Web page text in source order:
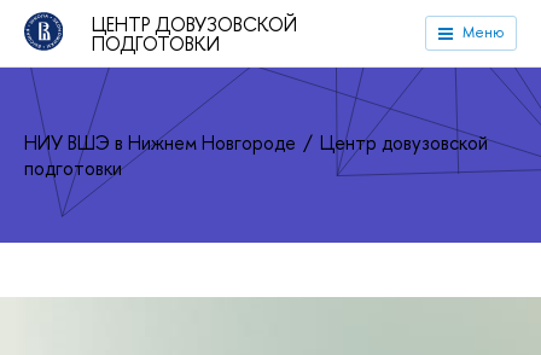
ЦЕНТР ДОВУЗОВСКОЙ
ПОДГОТОВКИ Меню
НИУ ВШЭ в Нижнем Новгороде
Центр довузовской
подготовки